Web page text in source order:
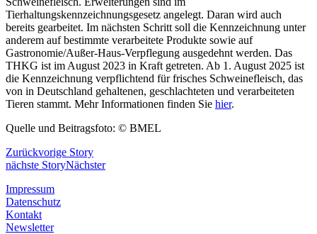
Tierhaltungskennzeichnungsgesetz angelegt. Daran wird auch
bereits gearbeitet. Im nächsten Schritt soll die Kennzeichnung unter
anderem auf bestimmte verarbeitete Produkte sowie auf
Gastronomie/Außer-Haus-Verpflegung ausgedehnt werden. Das
THKG ist im August 2023 in Kraft getreten. Ab 1. August 2025 ist
die Kennzeichnung verpflichtend für frisches Schweinefleisch, das
von in Deutschland gehaltenen, geschlachteten und verarbeiteten
Tieren stammt. Mehr Informationen finden Sie hier.
Quelle und Beitragsfoto: © BMEL
Zurückvorige Story
nächste StoryNächster
Impressum
Datenschutz
Kontakt
Newsletter